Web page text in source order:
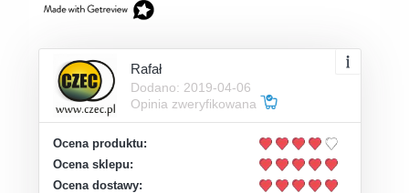
Rafał
Dodano: 2019-04-06
Opinia zweryfikowana
Ocena produktu:
Ocena sklepu:
Ocena dostawy: